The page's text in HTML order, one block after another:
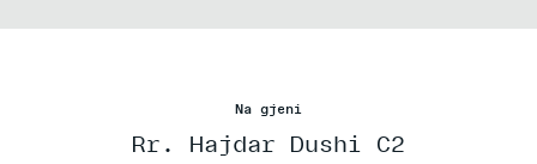
Na gjeni
Rr. Hajdar Dushi C2